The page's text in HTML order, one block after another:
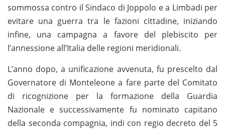
sommossa contro il Sindaco di Joppolo e a Limbadi per
evitare una guerra tra le fazioni cittadine, iniziando
infine, una campagna a favore del plebiscito per
l’annessione all’Italia delle regioni meridionali.
L’anno dopo, a unificazione avvenuta, fu prescelto dal
Governatore di Monteleone a fare parte del Comitato
di ricognizione per la formazione della Guardia
Nazionale e successivamente fu nominato capitano
della seconda compagnia, indi con regio decreto del 5